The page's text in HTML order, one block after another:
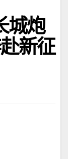
城炮
新征